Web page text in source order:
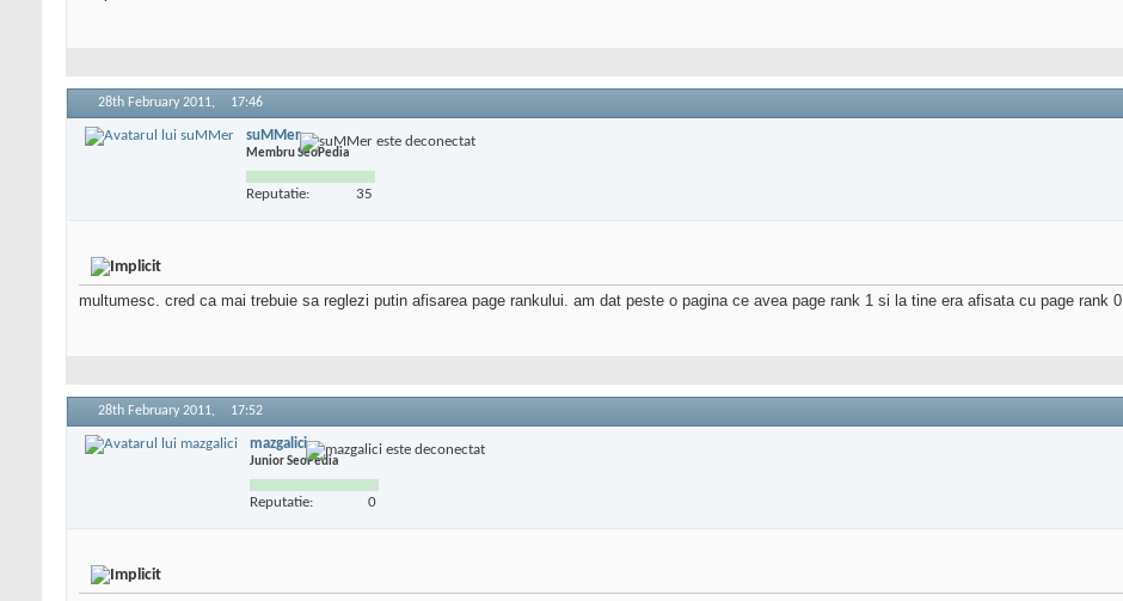
28th February 2011, 17:46
suMMer
Membru SeoPedia
Reputatie: 35
multumesc. cred ca mai trebuie sa reglezi putin afisarea page rankului. am dat peste o pagina ce avea page rank 1 si la tine era afisata cu page rank 0
28th February 2011, 17:52
mazgalici
Junior SeoPedia
Reputatie: 0